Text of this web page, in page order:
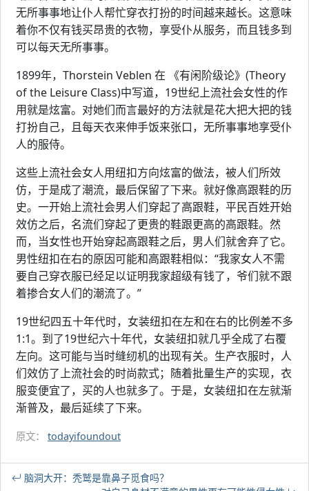
无所事事地让仆人帮忙穿衣打扮的时间越来越长。这意味
着你不仅有钱买昂贵的衣物，享受仆从服务，而且钱多到
可以每天无所事事。
1899年，Thorstein Veblen 在 《有闲阶级论》(Theory
of the Leisure Class)中写道，19世纪上流社会女性的作
用就是炫富。对她们而言最好的方法就是花大把大把的钱
打扮自己，且每天衣来伸手饭来张口，无所事事地享受仆
人的服侍。
这些上流社会女人用纽扣方向炫富的做法，被人们所效
仿，于是成了潮流，最后保留了下来。就好像高跟鞋的历
史。一开始上流社会男人们穿起了高跟鞋，平民百姓开始
效仿之后，名流们穿起了更贵的鞋跟更高的高跟鞋。然
而，当女性也开始穿起高跟鞋之后，男人们就舍弃了它。
男性纽扣在右的原因可能和高跟鞋相似：“我家女人不需
要自己穿衣服已经足以证明我家超级有钱了，爷们就不跟
着掺合女人们的潮流了。”
19世纪四五十年代时，女装纽扣在左和在右的比例差不多
1:1。到了19世纪六十年代，女装纽扣就几乎全成了右覆
左向。这可能与当时缝纫机的出现有关。生产衣服时，人
们效仿了上流社会的时尚款式；随着批量生产的实现，衣
服变便宜了，买的人也就多了。于是，女装纽扣在左就渐
渐普及，最后延续了下来。
原文： todayifoundout
脑洞大开：秃鹫是靠鼻子觅食吗？